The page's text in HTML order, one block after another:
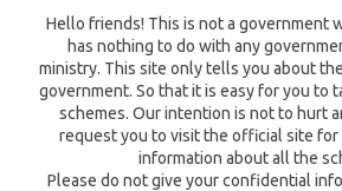
Hello friends! This is not a government
has nothing to do with any
ministry. This site only tells you about
government. So that it is easy for you to
schemes. Our intention is not to hurt
request you to visit the official site
information about all the
Please do not give your confidential